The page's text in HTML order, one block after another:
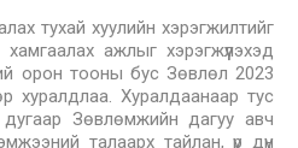
тухай хуулийн хэрэгжилтийг
ажлыг хэрэгжүүлэхэд
орон тооны бус Зөвлөл 2023
Хуралдаанаар тус
Зөвлөмжийн дагуу авч
талаарх тайлан, үр дүн